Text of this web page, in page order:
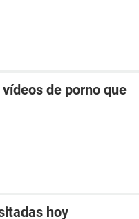
de porno que
hoy